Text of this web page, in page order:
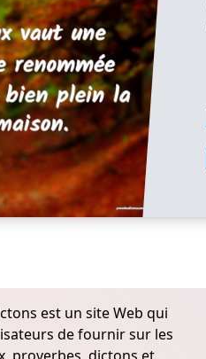
est un site Web qui
de fournir sur les